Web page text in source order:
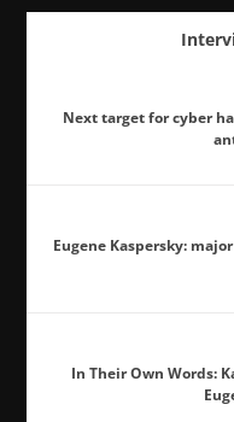
Next target for cyber
Eugene Kaspersky:
In Their Own Words: